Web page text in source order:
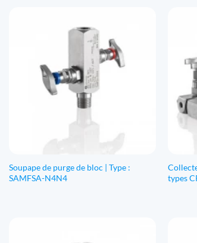
Soupape de purge de bloc | Type :
SAMFSA-N4N4
types